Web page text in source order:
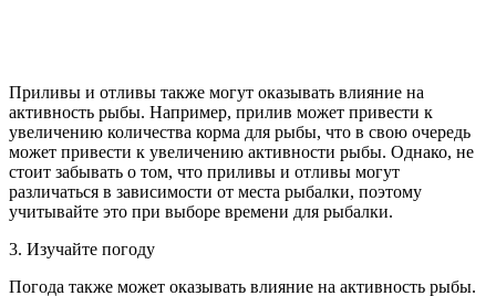
Приливы и отливы также могут оказывать влияние на
активность рыбы. Например, прилив может привести к
увеличению количества корма для рыбы, что в свою очередь
может привести к увеличению активности рыбы. Однако, не
стоит забывать о том, что приливы и отливы могут
различаться в зависимости от места рыбалки, поэтому
учитывайте это при выборе времени для рыбалки.
3. Изучайте погоду
Погода также может оказывать влияние на активность рыбы.